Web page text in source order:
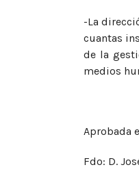
-La
cuantas
de la
medios
Aprobada
Fdo: D.